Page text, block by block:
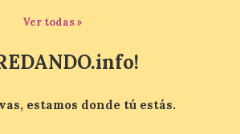
que se
en el mes de
a la marimba y
La Plaza del
Ver todas »
estamos donde tú estás.